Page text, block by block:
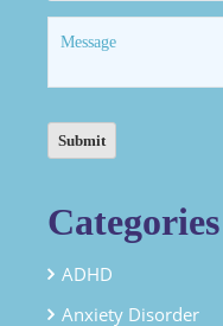
Categories
ADHD
Anxiety Disorder